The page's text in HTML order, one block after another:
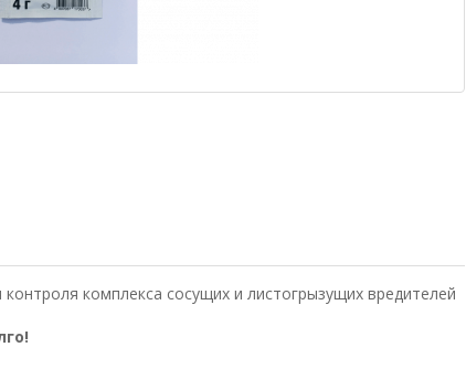
комплекса сосущих и листогрызущих вредителей